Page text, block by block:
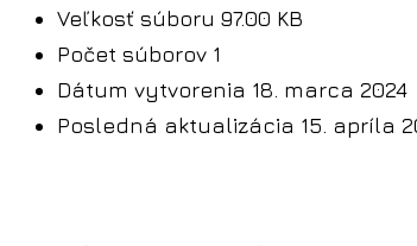
Veľkosť súboru 97.00 KB
Počet súborov 1
Dátum vytvorenia 18. marca 2024
Posledná aktualizácia 15. apríla